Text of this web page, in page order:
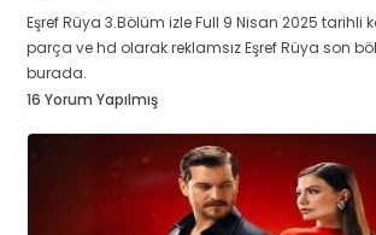
Eşref Rüya 3.Bölüm izle Full 9 Nisan 2025 tarihli
parça ve hd olarak reklamsız Eşref Rüya son
burada.
16 Yorum Yapılmış